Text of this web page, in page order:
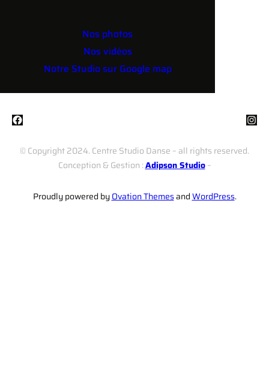
Nos photos
Nos vidéos
Notre Studio sur Google map
© Copyright 2024. Centre Studio Danse – all rights reserved.
Conception & Gestion :Adipson Studio–
Proudly powered byOvation ThemesandWordPress.
Facebook Instagram